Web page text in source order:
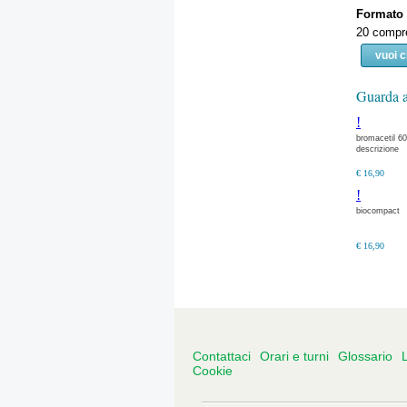
Formato
20
vuoi
Guarda
!
bromacetil
descrizione
€ 16,90
!
biocompact
€ 16,90
Contattaci Orari e turni Glossario
Cookie